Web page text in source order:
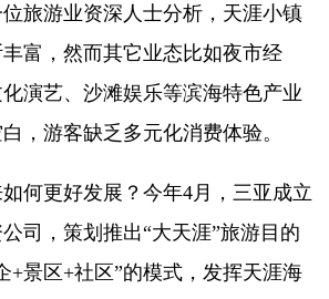
旅游业资深人士分析，天涯小镇
富，然而其它业态比如夜市经
演艺、沙滩娱乐等滨海特色产业
，游客缺乏多元化消费体验。
更好发展？今年4月，三亚成立
司，策划推出“大天涯”旅游目的
+景区+社区”的模式，发挥天涯海